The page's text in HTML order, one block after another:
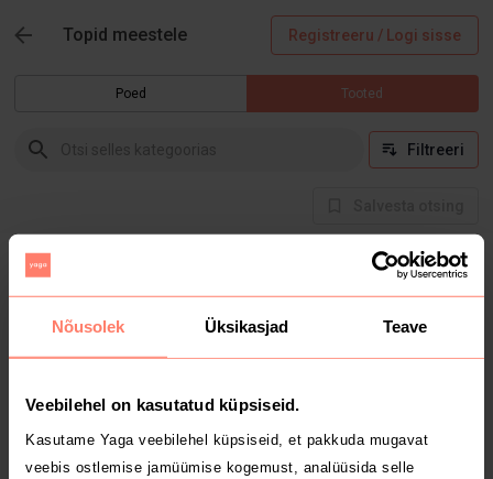
Nõusolek Üksikasjad Teave
Veebilehel on kasutatud küpsiseid.
Kasutame Yaga veebilehel küpsiseid, et pakkuda mugavat
veebis ostlemise jamüümise kogemust, analüüsida selle
Topid meestele Registreeru / Logi sisse
Poed Tooted
Filtreeri
Hetkel selles kategoorias tooteid ei ole